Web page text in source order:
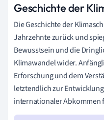
Geschichte der
Die Geschichte der
Jahrzehnte zurück und
Bewusstsein und die
Klimawandel wider.
Erforschung und dem
letztendlich zur
internationaler Abkommen